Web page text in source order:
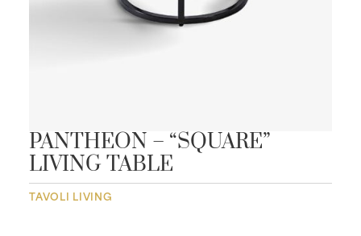
PANTHEON – “SQUARE”
LIVING TABLE
TAVOLI LIVING